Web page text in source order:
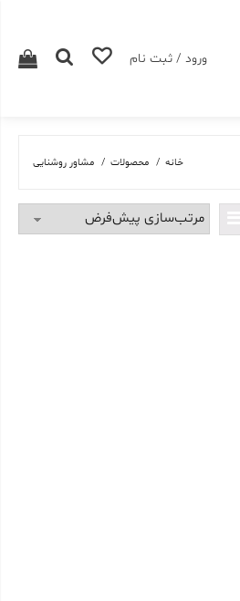
ورود / ثبت نام
خانه محصولات مشاور روشنایی